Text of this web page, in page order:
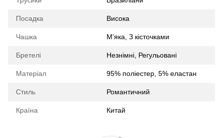
Посадка Висока
Чашка Мʼяка, З кісточками
Бретелі Незнімні, Регульовані
Матеріал 95% поліестер, 5% еластан
Стиль Романтичний
Країна Китай